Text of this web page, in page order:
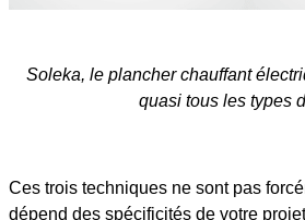
Soleka, le plancher chauffant
quasi tous les types
Ces trois techniques ne sont pas
dépend des spécificités de votre